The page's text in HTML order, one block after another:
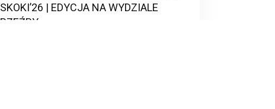
SKOKI’26 | EDYCJA NA WYDZIALE
RZEŹBY